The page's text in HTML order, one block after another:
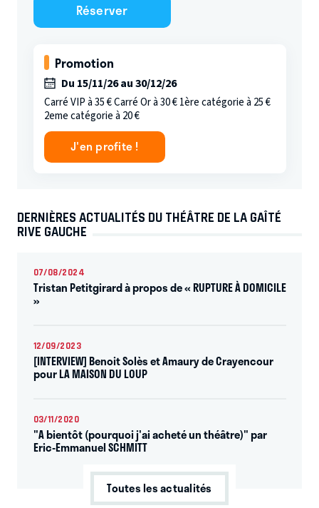
Réserver
Promotion
Du 15/11/26 au 30/12/26
Carré VIP à 35 € Carré Or à 30 € 1ère catégorie à 25 €
2eme catégorie à 20 €
J'en profite !
DERNIÈRES ACTUALITÉS DU THÉÂTRE DE LA GAÎTÉ
RIVE GAUCHE
07/08/2024
Tristan Petitgirard à propos de « RUPTURE À DOMICILE
»
12/09/2023
[INTERVIEW] Benoit Solès et Amaury de Crayencour
pour LA MAISON DU LOUP
03/11/2020
"A bientôt (pourquoi j'ai acheté un théâtre)" par
Eric-Emmanuel SCHMITT
Toutes les actualités